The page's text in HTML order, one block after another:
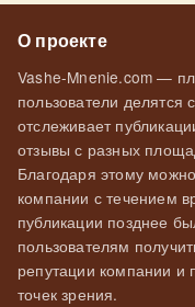
О проекте
Vashe-Mnenie.com —
пользователи
отслеживает
отзывы с разных
Благодаря этому
компании с течением
публикации позднее
пользователям
репутации компании и
точек зрения.